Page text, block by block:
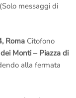
messaggi di
Roma Citofono
Monti – Piazza di
alla fermata